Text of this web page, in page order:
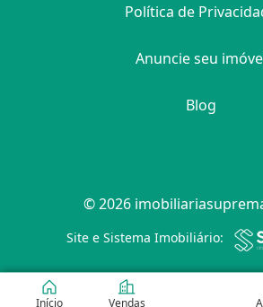
Filtro
Política de
Anuncie seu
Blog
© 2026
Site e Sistema Imobiliário:
Início Vendas